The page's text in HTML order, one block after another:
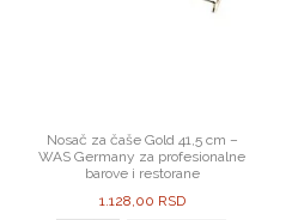
Nosač za čaše Gold 41,5 cm –
WAS Germany za profesionalne
barove i restorane
1.128,00 RSD